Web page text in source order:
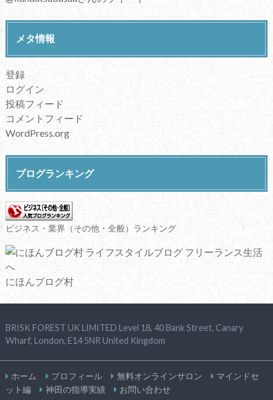
メタ情報
登録
ログイン
投稿フィード
コメントフィード
WordPress.org
ブログランキング
ビジネス・業界（その他・全般）ランキング
にほんブログ村
BRISK FOREST UK LIMITED Level 18, 40 Bank Street, Canary
Wharf, London, E14 5NR United Kingdom
ホーム プロフィール 無料オンラインサロン
マインドセ
ット編
神田の指導実績 お問い合わせ